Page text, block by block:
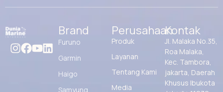
Brand
Furuno
Garmin
Haigo
Samyung
Perusahaan
Produk
Layanan
Tentang Kami
Media
Kontak
Jl. Malaka No.35,
Roa Malaka,
Kec. Tambora,
jakarta, Daerah
Khusus Ibukota